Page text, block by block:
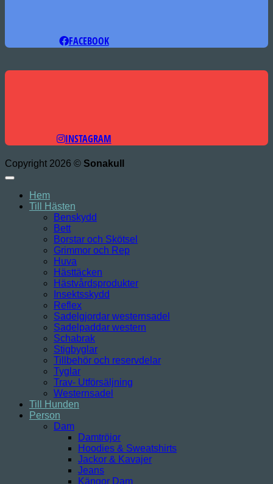
FACEBOOK
INSTAGRAM
Copyright 2026 © Sonakull
Hem
Till Hästen
Benskydd
Bett
Borstar och Skötsel
Grimmor och Rep
Huva
Hästtäcken
Hästvårdsprodukter
Insektsskydd
Reflex
Sadelgjordar westernsadel
Sadelpaddar western
Schabrak
Stigbyglar
Tillbehör och reservdelar
Tyglar
Trav- Utförsäljning
Westernsadel
Till Hunden
Person
Dam
Damtröjor
Hoodies & Sweatshirts
Jackor & Kavajer
Jeans
Kängor Dam